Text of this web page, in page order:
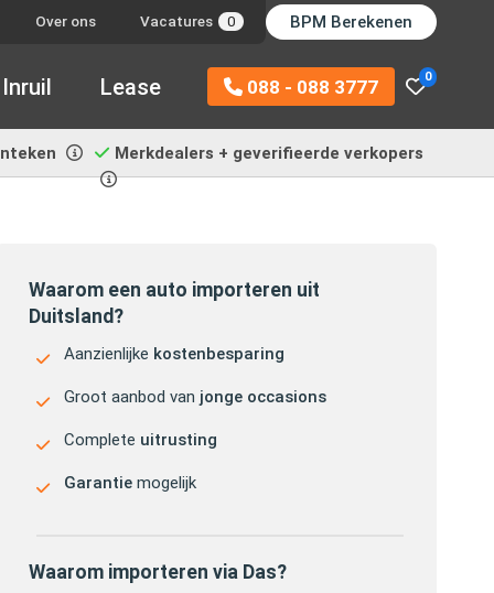
Over ons Vacatures 0 BPM Berekenen
0
088 - 088 3777
Inruil Lease
Merkdealers + geverifieerde verkopers
Waarom een auto importeren uit
Duitsland?
Aanzienlijke kostenbesparing
Groot aanbod van jonge occasions
Complete uitrusting
Garantie mogelijk
Waarom importeren via Das?